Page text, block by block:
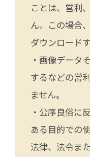
ことは、営利
ん。この場合
ダウンロード
・画像データ
するなどの営
ません。
・公序良俗に
ある目的での
法律、法令ま